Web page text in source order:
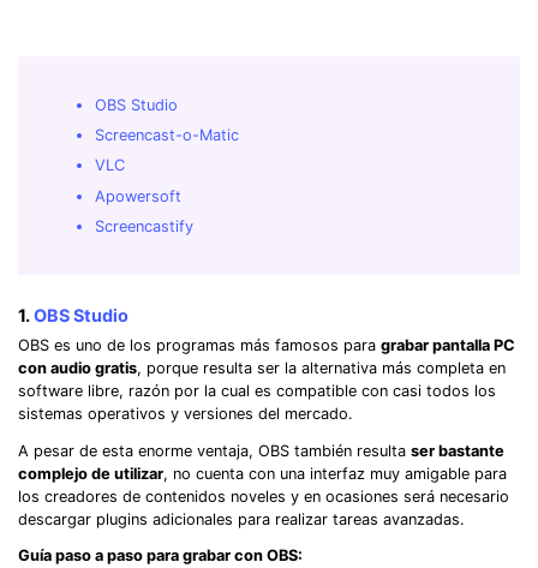
OBS Studio
Screencast-o-Matic
VLC
Apowersoft
Screencastify
1.OBS Studio
OBS es uno de los programas más famosos para grabar pantalla PC
con audio gratis, porque resulta ser la alternativa más completa en
software libre, razón por la cual es compatible con casi todos los
sistemas operativos y versiones del mercado.
A pesar de esta enorme ventaja, OBS también resulta ser bastante
complejo de utilizar, no cuenta con una interfaz muy amigable para
los creadores de contenidos noveles y en ocasiones será necesario
descargar plugins adicionales para realizar tareas avanzadas.
Guía paso a paso para grabar con OBS: